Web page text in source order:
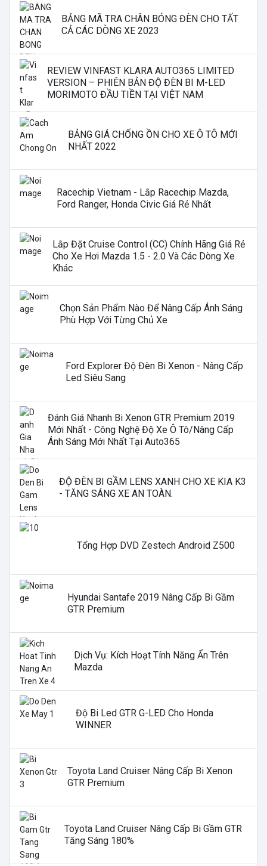
BẢNG MÃ TRA CHÂN BÓNG ĐÈN CHO TẤT
CẢ CÁC DÒNG XE 2023
REVIEW VINFAST KLARA AUTO365 LIMITED
VERSION – PHIÊN BẢN ĐỘ ĐÈN BI M-LED
MORIMOTO ĐẦU TIỀN TẠI VIỆT NAM
BẢNG GIÁ CHỐNG ỒN CHO XE Ô TÔ MỚI
NHẤT 2022
Racechip Vietnam - Lắp Racechip Mazda,
Ford Ranger, Honda Civic Giá Rẻ Nhất
Lắp Đặt Cruise Control (CC) Chính Hãng Giá Rẻ
Cho Xe Hơi Mazda 1.5 - 2.0 Và Các Dòng Xe
Khác
Chọn Sản Phẩm Nào Để Nâng Cấp Ánh Sáng
Phù Hợp Với Từng Chủ Xe
Ford Explorer Độ Đèn Bi Xenon - Nâng Cấp
Led Siêu Sang
Đánh Giá Nhanh Bi Xenon GTR Premium 2019
Mới Nhất - Công Nghệ Độ Xe Ô Tô/nâng Cấp
Ánh Sáng Mới Nhất Tại Auto365
ĐỘ ĐÈN BI GẦM LENS XANH CHO XE KIA K3
- TĂNG SÁNG XE AN TOÀN.
Tổng Hợp DVD Zestech Android Z500
Hyundai Santafe 2019 Nâng Cấp Bi Gầm
GTR Premium
Dịch Vụ: Kích Hoạt Tính Năng Ẩn Trên
Mazda
Độ Bi Led GTR G-LED Cho Honda
WINNER
Toyota Land Cruiser Nâng Cấp Bi Xenon
GTR Premium
Toyota Land Cruiser Nâng Cấp Bi Gầm GTR
Tăng Sáng 180%